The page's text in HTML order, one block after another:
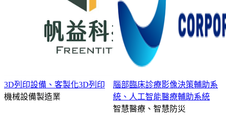
3D列印設備、客製化3D列印
機械設備製造業
腦部臨床診療影像決策輔助系
統、人工智能醫療輔助系統
智慧醫療、智慧防災